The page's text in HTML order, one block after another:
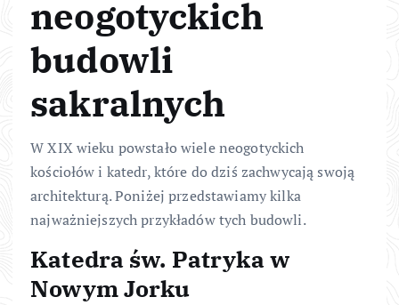
neogotyckich
budowli
sakralnych
W XIX wieku powstało wiele neogotyckich
kościołów i katedr, które do dziś zachwycają swoją
architekturą. Poniżej przedstawiamy kilka
najważniejszych przykładów tych budowli.
Katedra św. Patryka w
Nowym Jorku